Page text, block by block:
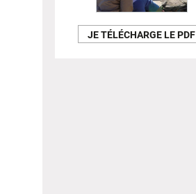
JE TÉLÉCHARGE LE PDF